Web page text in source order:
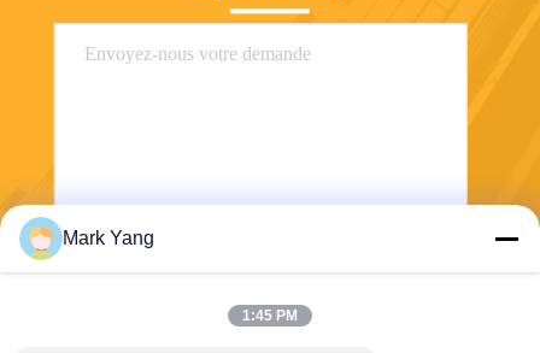
Envoyer
Mark Yang
1:45 PM